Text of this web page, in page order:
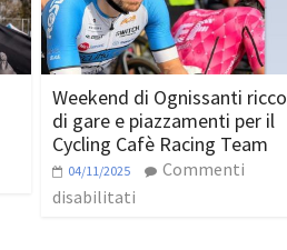
Weekend di Ognissanti ricco
di gare e piazzamenti per il
Cycling Cafè Racing Team
04/11/2025
Commenti
disabilitati